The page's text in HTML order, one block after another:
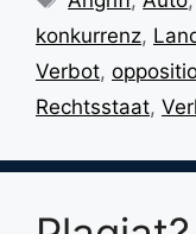
konkurrenz,
Verbot,
Rechtsstaat,